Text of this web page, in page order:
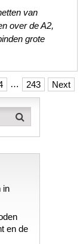
van
over de A2,
grote
… 243 Next
in
en de